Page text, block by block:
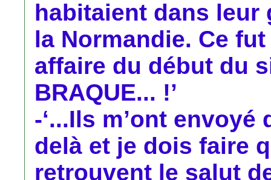
habitaient dans leur
la Normandie. Ce
affaire du début du
BRAQUE... !’
-‘...Ils m’ont envoyé
delà et je dois faire
retrouvent le salut